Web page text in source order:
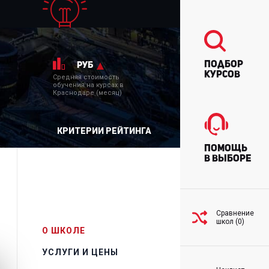
руб
Средняя стоимость
обучения на курсах в
Краснодаре (месяц)
КРИТЕРИИ РЕЙТИНГА
О ШКОЛЕ
УСЛУГИ И ЦЕНЫ
Подбор
курсов
Помощь
в выборе
Сравнение
школ (0)